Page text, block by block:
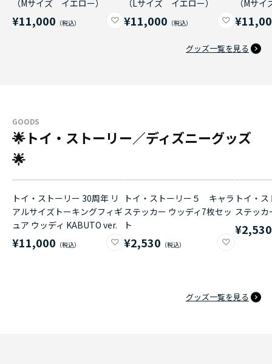
（Mサイズ イエロー）
¥11,000
（Lサイズ イエロー）
¥11,000
（Mサ
グッズ一覧を見る
GOODS
🌟トイ・ストーリー／ディズニーグッズ
🌟
トイ・ストーリー 30周年 リ
アルサイズトーキングフィギ
ュア ウッディ KABUTO ver.
¥11,000
トイ・ストーリー５ キャラ
ステッカー ウッディ7枚セッ
ト
¥2,530
トイ・
ステッカ
¥2,530
グッズ一覧を見る